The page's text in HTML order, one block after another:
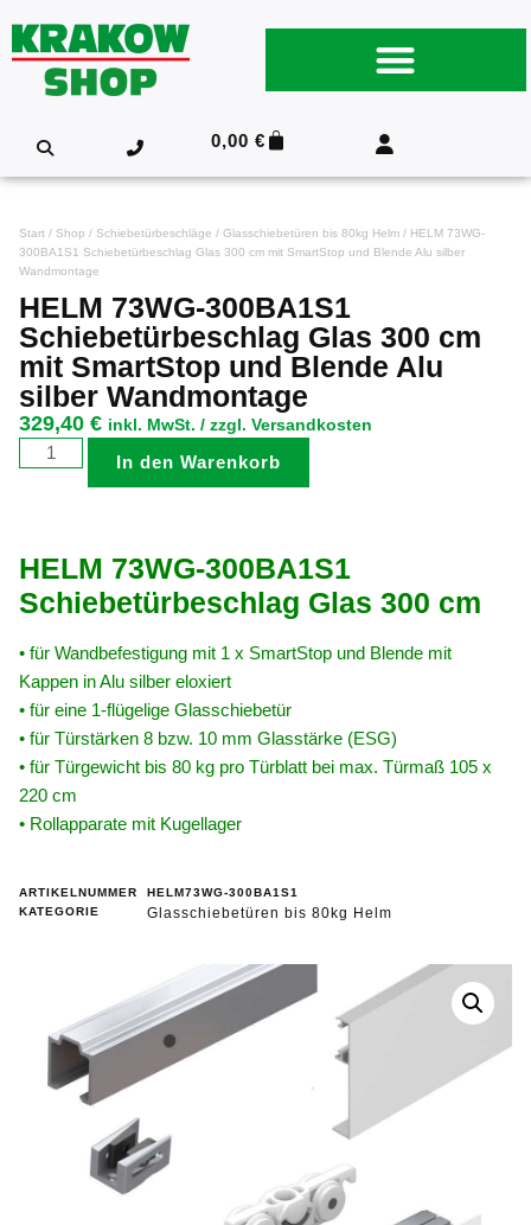
0,00€
Start / Shop / Schiebetürbeschläge / Glasschiebetüren bis 80kg Helm / HELM 73WG-
300BA1S1 Schiebetürbeschlag Glas 300 cm mit SmartStop und Blende Alu silber
Wandmontage
HELM 73WG-300BA1S1
Schiebetürbeschlag Glas 300 cm
mit SmartStop und Blende Alu
silber Wandmontage
329,40 € inkl. MwSt. / zzgl. Versandkosten
In den Warenkorb
HELM 73WG-300BA1S1
Schiebetürbeschlag Glas 300 cm
• für Wandbefestigung mit 1 x SmartStop und Blende mit
Kappen in Alu silber eloxiert
• für eine 1-flügelige Glasschiebetür
• für Türstärken 8 bzw. 10 mm Glasstärke (ESG)
• für Türgewicht bis 80 kg pro Türblatt bei max. Türmaß 105 x
220 cm
• Rollapparate mit Kugellager
ARTIKELNUMMER
HELM73WG-300BA1S1
KATEGORIE
Glasschiebetüren bis 80kg Helm